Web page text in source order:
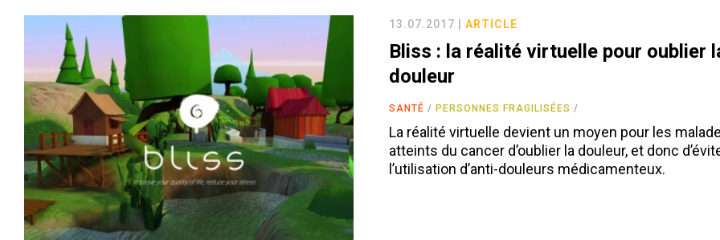
13.07.2017 |ARTICLE
Bliss : la réalité virtuelle pour oublier
douleur
SANTÉ PERSONNES FRAGILISÉES
La réalité virtuelle devient un moyen pour les
atteints du cancer d’oublier la douleur, et donc
l’utilisation d’anti-douleurs médicamenteux.